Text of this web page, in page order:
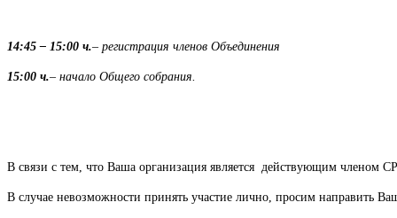
14:45 – 15:00 ч.– регистрация членов Объединения
15:00 ч.– начало Общего собрания.
В связи с тем, что Ваша организация является действующим членом
В случае невозможности принять участие лично, просим направить